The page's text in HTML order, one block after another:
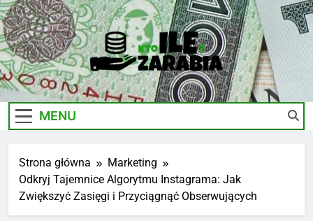
Skip
to
content
Ile-
Zarabia.edu.pl
Zarobki Gwiazd, Ciekawostki I Biznes
MENU
Strona główna
Marketing
Odkryj Tajemnice Algorytmu Instagrama: Jak
Zwiększyć Zasięgi i Przyciągnąć Obserwujących